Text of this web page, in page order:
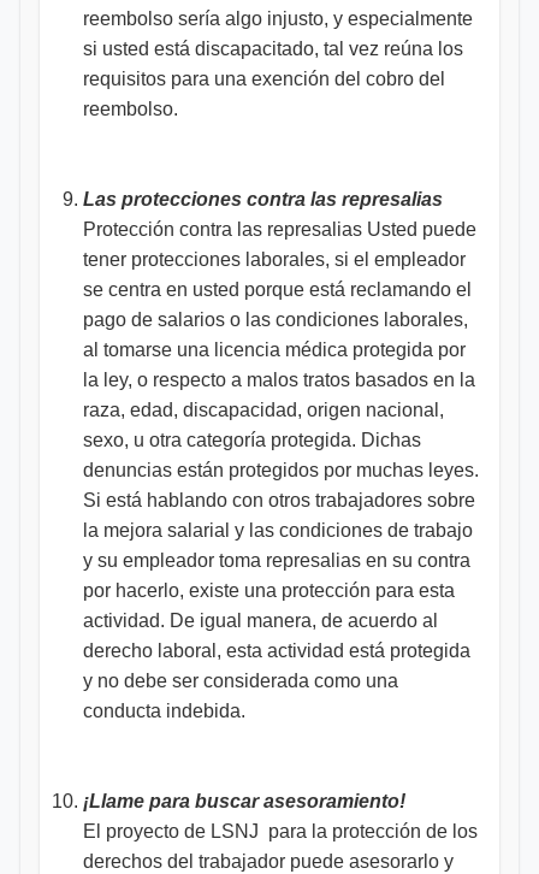
reembolso sería algo injusto, y especialmente
si usted está discapacitado, tal vez reúna los
requisitos para una exención del cobro del
reembolso.
Las protecciones contra las represalias
Protección contra las represalias Usted puede
tener protecciones laborales, si el empleador
se centra en usted porque está reclamando el
pago de salarios o las condiciones laborales,
al tomarse una licencia médica protegida por
la ley, o respecto a malos tratos basados en la
raza, edad, discapacidad, origen nacional,
sexo, u otra categoría protegida. Dichas
denuncias están protegidos por muchas leyes.
Si está hablando con otros trabajadores sobre
la mejora salarial y las condiciones de trabajo
y su empleador toma represalias en su contra
por hacerlo, existe una protección para esta
actividad. De igual manera, de acuerdo al
derecho laboral, esta actividad está protegida
y no debe ser considerada como una
conducta indebida.
¡Llame para buscar asesoramiento!
El proyecto de LSNJ para la protección de los
derechos del trabajador puede asesorarlo y